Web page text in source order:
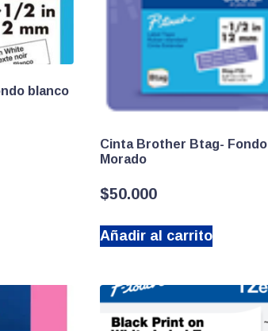
blanco
Cinta Brother Btag- Fondo
Morado
$50.000
Añadir al carrito